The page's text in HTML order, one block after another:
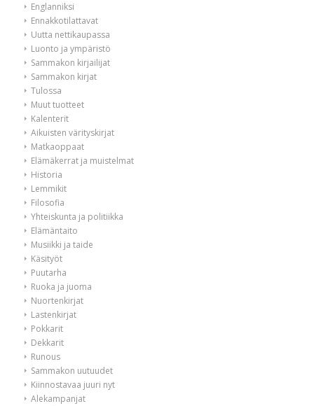
Englanniksi
Ennakkotilattavat
Uutta nettikaupassa
Luonto ja ympäristö
Sammakon kirjailijat
Sammakon kirjat
Tulossa
Muut tuotteet
Kalenterit
Aikuisten värityskirjat
Matkaoppaat
Elämäkerrat ja muistelmat
Historia
Lemmikit
Filosofia
Yhteiskunta ja politiikka
Elämäntaito
Musiikki ja taide
Käsityöt
Puutarha
Ruoka ja juoma
Nuortenkirjat
Lastenkirjat
Pokkarit
Dekkarit
Runous
Sammakon uutuudet
Kiinnostavaa juuri nyt
Alekampanjat